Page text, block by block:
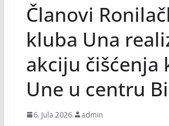
Članovi
kluba Una
akciju čišćenja
Une u centru
6. Jula 2026. admin